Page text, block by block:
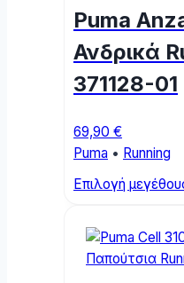
Puma
Ανδρικά
371128-01
69,90 €
Puma • Running
Επιλογή